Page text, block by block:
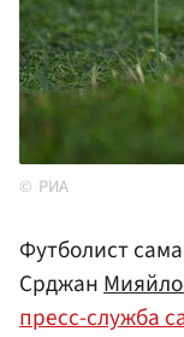
РИА
Футболист
Срджан
пресс-служба